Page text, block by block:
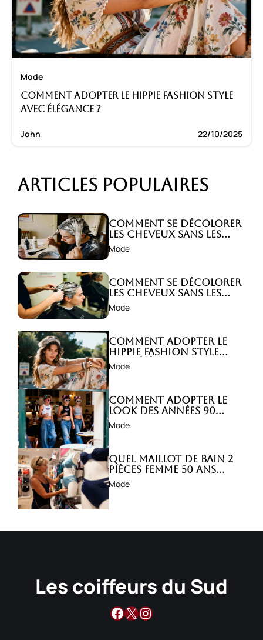
Mode
Comment adopter le hippie fashion style
avec élégance ?
John 22/10/2025
Articles populaires
Comment se décolorer
les cheveux sans les
abîmer ?
Mode
Comment se décolorer
les cheveux sans les
abîmer ?
Mode
Comment adopter le
hippie fashion style
avec élégance ?
Mode
Comment adopter le
look des années 90
avec style ?
Mode
Quel maillot de bain 2
pièces femme 50 ans
choisir ?
Mode
Les coiffeurs du Sud
Facebook
X Instagram